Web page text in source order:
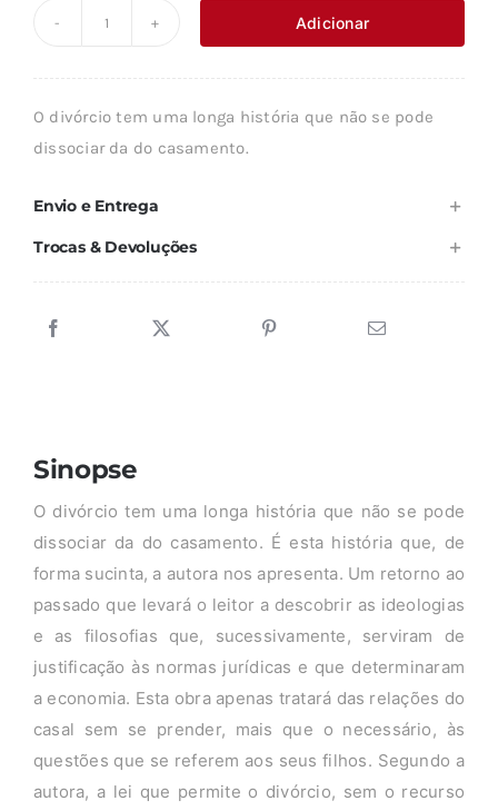
era:
é:
Adicionar
O divórcio tem uma longa história que não se pode
dissociar da do casamento.
Envio e Entrega
Trocas & Devoluções
Sinopse
O divórcio tem uma longa história que não se pode
dissociar da do casamento. É esta história que, de
forma sucinta, a autora nos apresenta. Um retorno ao
passado que levará o leitor a descobrir as ideologias
e as filosofias que, sucessivamente, serviram de
justificação às normas jurídicas e que determinaram
a economia. Esta obra apenas tratará das relações do
casal sem se prender, mais que o necessário, às
questões que se referem aos seus filhos. Segundo a
autora, a lei que permite o divórcio, sem o recurso